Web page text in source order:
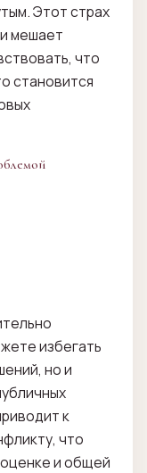
Этот страх
мешает
что
становится
избегать
но и
к
что
и общей